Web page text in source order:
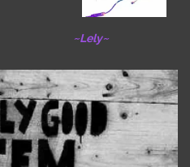
~Lely~